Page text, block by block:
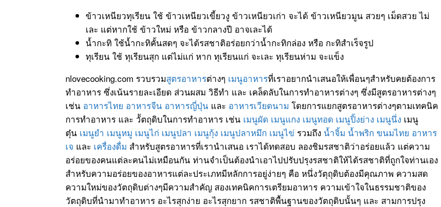
ข้าวเหนียวทุเรียน ใช้ ข้าวเหนียวเขี้ยวงู ข้าวเหนียวเก่า จะได้ ข้าวเหนียวมูน สวยๆ เม็ดสวย ไม่
เละ แต่หากใช้ ข้าวใหม่ หรือ ข้าวกลางปี อาจเละได้
น้ำกะทิ ใช้น้ำกะทิคั้นสดๆ จะได้รสชาติอร่อยกว่าน้ำกะทิกล่อง หรือ กะทิสำเร็จรูป
ทุเรียน ใช้ ทุเรียนสุก แต่ไม่แก่ หาก ทุเรียนแก่ จะเละ ทุเรียนห่าม จะแข็ง
nlovecooking.com รวบรวมสูตรอาหารต่างๆ เมนูอาหารที่เราอยากนำเสนอให้เพื่อนๆสำหรับคยต้องการ
ทำอาหาร ซึ่งเน้นรายละเอียด ส่วนผสม วิธีทำ และ เคล็ดลับในการทำอาหารต่างๆ ซึ่งมีสูตรอาหารต่างๆ
เช่น อาหารไทย อาหารจีน อาหารญี่ปุ่น และ อาหารเวียดนาม โดยการแยกสูตรอาหารต่างๆตามเทคนิค
การทำอาหาร และ วััตถุดิบในการทำอาหาร เช่น เมนูผัด เมนูแกง เมนูทอด เมนูปิ้งย่าง เมนูนึ่ง เมนู
ตุ๋น เมนูยำ เมนูหมู เมนูไก่ เมนูปลา เมนูกุ้ง เมนูปลาหมึก เมนูไข่ รวมถึง น้ำจิ้ม น้ำพริก ขนมไทย อาหาร
เจ และ เครื่องดื่ม สำหรับสูตรอาหารที่เรานำเสนอ เราได้ทดสอบ ลองชิมรสชาติว่าอร่อยแล้ว แต่ความ
อร่อยของคนแต่ละคนไม่เหมือนกัน ท่านจำเป็นต้องนำเอาไปปรับปรุงรสชาติให้ได้รสชาติที่ถูกใจท่านเอง
สำหรับความอร่อยของอาหารแต่ละประเภทมีหลักการอยู่ง่ายๆ คือ หนึ่งวัตุถุดิบต้องมีคุณภาพ ความสด
ความใหม่ของวัตถุดิบต่างๆมีความสำคัญ สองเทคนิคการเตรียมอาหาร ความเข้าใจในธรรมชาติของ
วัตถุดิบที่นำมาทำอาหาร อะไรสุกง่าย อะไรสุกยาก รสชาติพื้นฐานของวัตถุดิบนั้นๆ และ สามการปรุง